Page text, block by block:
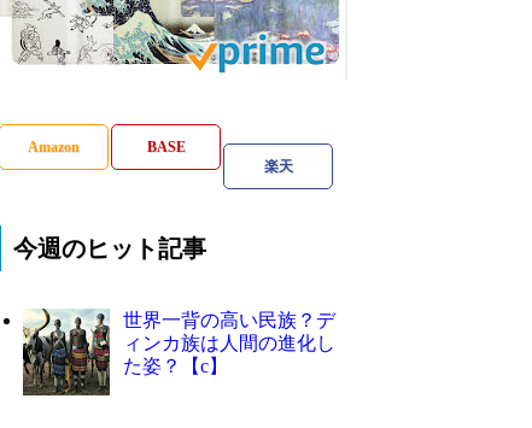
Amazon
BASE
楽天
今週のヒット記事
世界一背の高い民族？デ
ィンカ族は人間の進化し
た姿？【c】